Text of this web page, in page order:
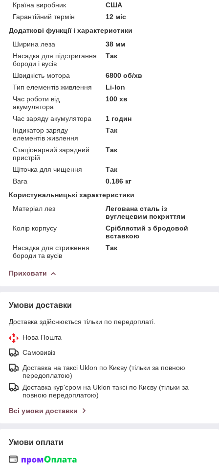
Країна виробник
США
Гарантійний термін
12 міс
Додаткові функції і характеристики
Ширина леза
38 мм
Насадка для підстригання
бороди і вусів
Так
Швидкість мотора
6800 об/хв
Тип елементів живлення
Li-Ion
Час роботи від
акумулятора
100 хв
Час заряду акумулятора
1 годин
Індикатор заряду
елементів живлення
Так
Стаціонарний зарядний
пристрій
Так
Щіточка для чищення
Так
Вага
0.186 кг
Користувальницькі характеристики
Матеріал лез
Легована сталь із
вуглецевим покриттям
Колір корпусу
Сріблястий з бродовой
вставкою
Насадка для стриження
бороди та вусів
Так
Приховати
Умови доставки
Доставка здійснюється тільки по передоплаті.
Нова Пошта
Самовивіз
Доставка на таксі Uklon по Києву (тільки за повною
передоплатою)
Доставка кур'єром на Uklon таксі по Києву (тільки за
повною передоплатою)
Всі умови доставки
Умови оплати